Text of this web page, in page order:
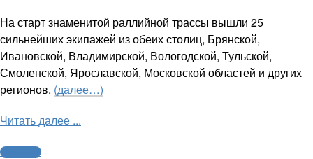
На старт знаменитой раллийной трассы вышли 25
сильнейших экипажей из обеих столиц, Брянской,
Ивановской, Владимирской, Вологодской, Тульской,
Смоленской, Ярославской, Московской областей и других
регионов. (далее…)
Читать далее ...
Автоспорт